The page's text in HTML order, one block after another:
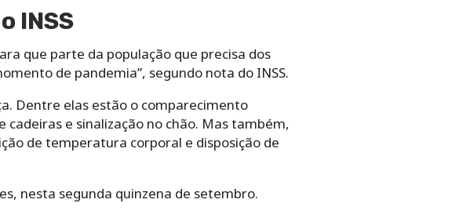
INSS
que parte da população que precisa dos
de pandemia”, segundo nota do INSS.
Dentre elas estão o comparecimento
e sinalização no chão. Mas também,
de temperatura corporal e disposição de
nesta segunda quinzena de setembro.